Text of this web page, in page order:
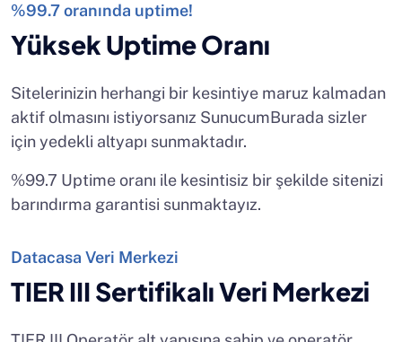
%99.7 oranında uptime!
Yüksek Uptime Oranı
Sitelerinizin herhangi bir kesintiye maruz kalmadan
aktif olmasını istiyorsanız SunucumBurada sizler
için yedekli altyapı sunmaktadır.
%99.7 Uptime oranı ile kesintisiz bir şekilde sitenizi
barındırma garantisi sunmaktayız.
Datacasa Veri Merkezi
TIER III Sertifikalı Veri Merkezi